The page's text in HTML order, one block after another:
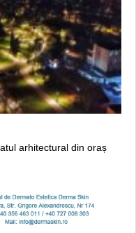
arhitectural din oraș